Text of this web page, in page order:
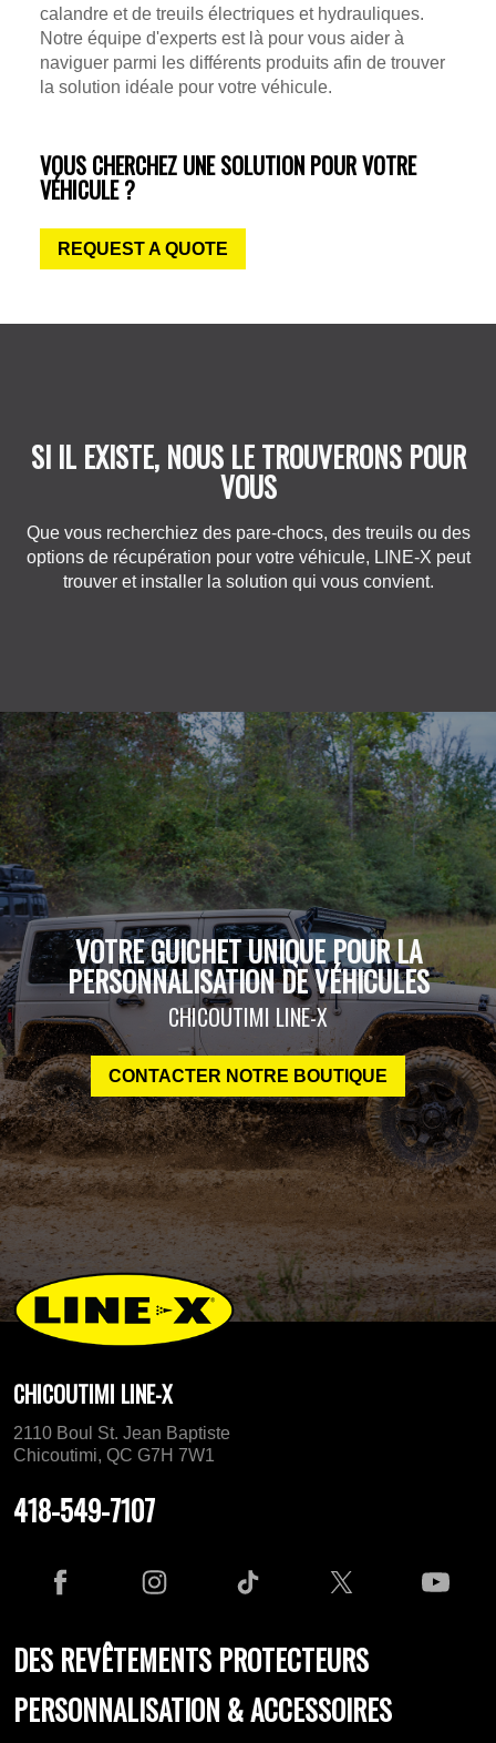
calandre et de treuils électriques et hydrauliques.
Notre équipe d'experts est là pour vous aider à
naviguer parmi les différents produits afin de trouver
la solution idéale pour votre véhicule.
VOUS CHERCHEZ UNE SOLUTION POUR VOTRE
VÉHICULE ?
REQUEST A QUOTE
SI IL EXISTE, NOUS LE TROUVERONS POUR
VOUS
Que vous recherchiez des pare-chocs, des treuils ou des
options de récupération pour votre véhicule, LINE-X peut
trouver et installer la solution qui vous convient.
VOTRE GUICHET UNIQUE POUR LA
PERSONNALISATION DE VÉHICULES
CHICOUTIMI LINE-X
CONTACTER NOTRE BOUTIQUE
CHICOUTIMI LINE-X
2110 Boul St. Jean Baptiste
Chicoutimi, QC G7H 7W1
418-549-7107
DES REVÊTEMENTS PROTECTEURS
PERSONNALISATION & ACCESSOIRES